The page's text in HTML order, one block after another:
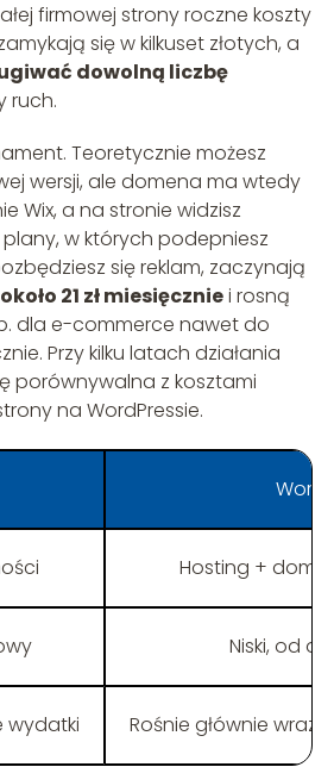
firmowej strony roczne koszty
się w kilkuset złotych, a
dowolną liczbę
ruch.
Teoretycznie możesz
wersji, ale domena ma wtedy
Wix, a na stronie widzisz
w których podepniesz
się reklam, zaczynają
około 21 zł miesięczniei rosną
dla e-commerce nawet do
Przy kilku latach działania
porównywalna z kosztami
na WordPressie.
Hosting +
Niski, od
wydatki Rośnie głównie wraz